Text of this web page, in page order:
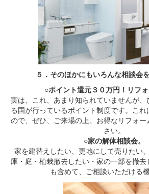
５．そのほかにもいろんな相談会
○ポイント還元３０万円！リフォ
実は、これ、あまり知られていませんが
る国が行っているポイント制度です。こ
ので、ぜひ、ご来場の上、お得なリフォ
さい。
○家の解体相談会。
家を建替えしたい、更地にして売りたい
庫・庭・植栽撤去したい・家の一部を撤
も含めて、ご相談いただける機